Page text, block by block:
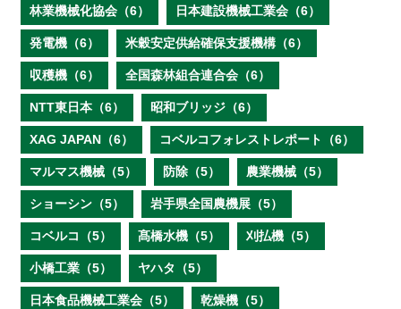
林業機械化協会（6） 日本建設機械工業会（6）
発電機（6） 米穀安定供給確保支援機構（6）
収穫機（6） 全国森林組合連合会（6）
NTT東日本（6） 昭和ブリッジ（6）
XAG JAPAN（6） コベルコフォレストレポート（6）
マルマス機械（5） 防除（5） 農業機械（5）
ショーシン（5） 岩手県全国農機展（5）
コベルコ（5） 髙橋水機（5） 刈払機（5）
小橋工業（5） ヤハタ（5）
日本食品機械工業会（5） 乾燥機（5）